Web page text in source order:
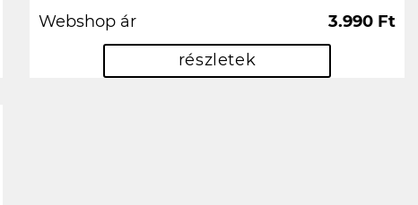
Webshop ár
3.990 Ft
részletek